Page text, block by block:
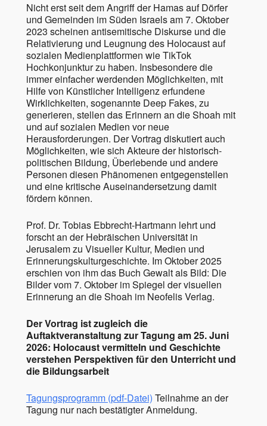
Nicht erst seit dem Angriff der Hamas auf Dörfer
und Gemeinden im Süden Israels am 7. Oktober
2023 scheinen antisemitische Diskurse und die
Relativierung und Leugnung des Holocaust auf
sozialen Medienplattformen wie TikTok
Hochkonjunktur zu haben. Insbesondere die
immer einfacher werdenden Möglichkeiten, mit
Hilfe von Künstlicher Intelligenz erfundene
Wirklichkeiten, sogenannte Deep Fakes, zu
generieren, stellen das Erinnern an die Shoah mit
und auf sozialen Medien vor neue
Herausforderungen. Der Vortrag diskutiert auch
Möglichkeiten, wie sich Akteure der historisch-
politischen Bildung, Überlebende und andere
Personen diesen Phänomenen entgegenstellen
und eine kritische Auseinandersetzung damit
fördern können.
Prof. Dr. Tobias Ebbrecht-Hartmann lehrt und
forscht an der Hebräischen Universität in
Jerusalem zu Visueller Kultur, Medien und
Erinnerungskulturgeschichte. Im Oktober 2025
erschien von ihm das Buch Gewalt als Bild: Die
Bilder vom 7. Oktober im Spiegel der visuellen
Erinnerung an die Shoah im Neofelis Verlag.
Der Vortrag ist zugleich die
Auftaktveranstaltung zur Tagung am 25. Juni
2026: Holocaust vermitteln und Geschichte
verstehen Perspektiven für den Unterricht und
die Bildungsarbeit
Tagungsprogramm (pdf-Datei) Teilnahme an der
Tagung nur nach bestätigter Anmeldung.